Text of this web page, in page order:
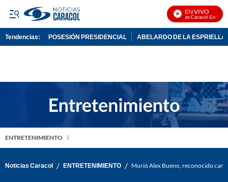
EN VIVO
Noticias Caracol En Vivo
Tendencias: POSESIÓN PRESIDENCIAL ABELARDO DE LA ESPRIELLA
ENTRETENIMIENTO
Noticias Caracol / ENTRETENIMIENTO / Murió Alex Bueno, reconocido